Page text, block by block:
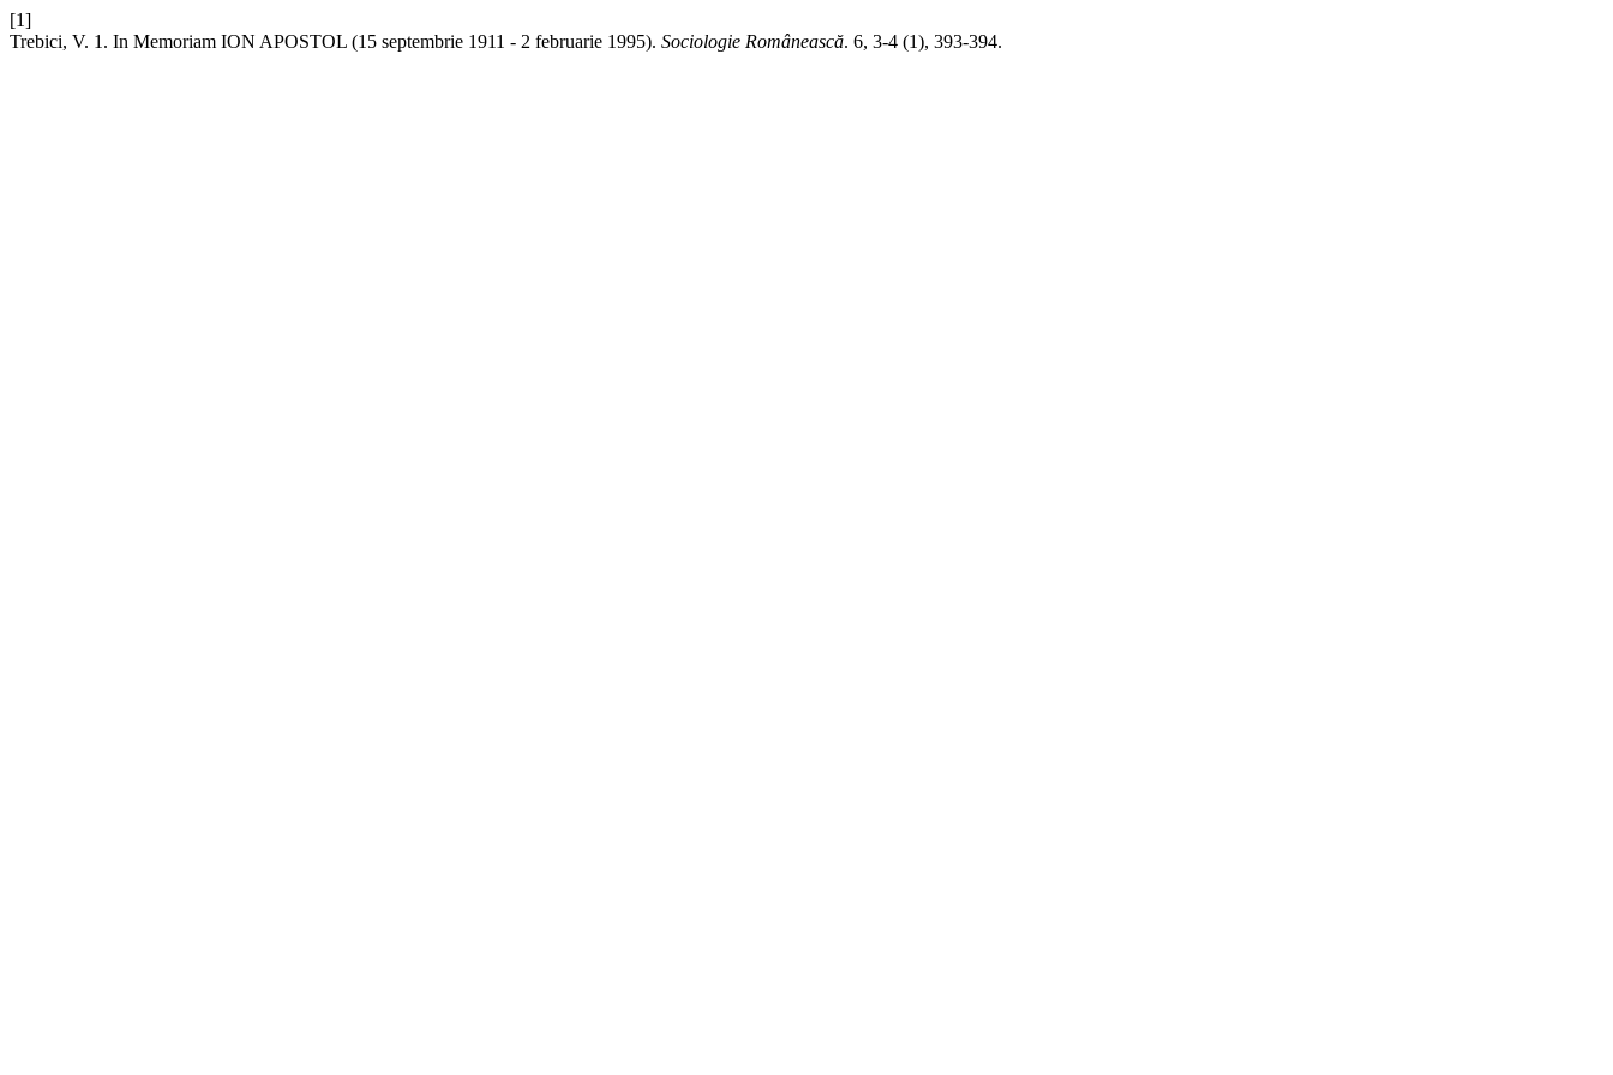
[1]
Trebici, V. 1. In Memoriam ION APOSTOL (15 septembrie 1911 - 2 februarie 1995). Sociologie Românească. 6, 3-4 (1), 393-394.